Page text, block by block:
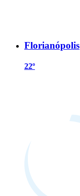
Florianópolis
22º